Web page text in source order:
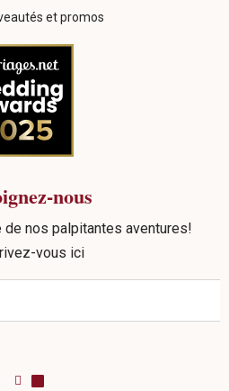
et promos
nous
nos palpitantes aventures!
vous ici